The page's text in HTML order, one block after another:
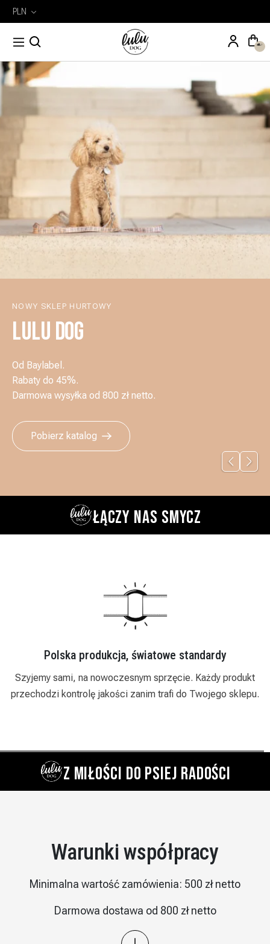
PLN
Wyszukiwarka
produktów
NOWY SKLEP HURTOWY
LULU DOG
Od Baylabel.
Rabaty do 45%.
Darmowa wysyłka od 800 zł netto.
Pobierz katalog
ŁĄCZY NAS SMYCZ
Zaufały nam już setki sklepów
Działamy od 2018 roku i stale się rozwijamy. Oferujemy
indywidualne podejście, rabaty hurtowe i szybka realizacje
Z MIŁOŚCI DO PSIEJ RADOŚCI
Warunki współpracy
Minimalna wartość zamówienia: 500 zł netto
Darmowa dostawa od 800 zł netto
Wysyłka: kurier InPost